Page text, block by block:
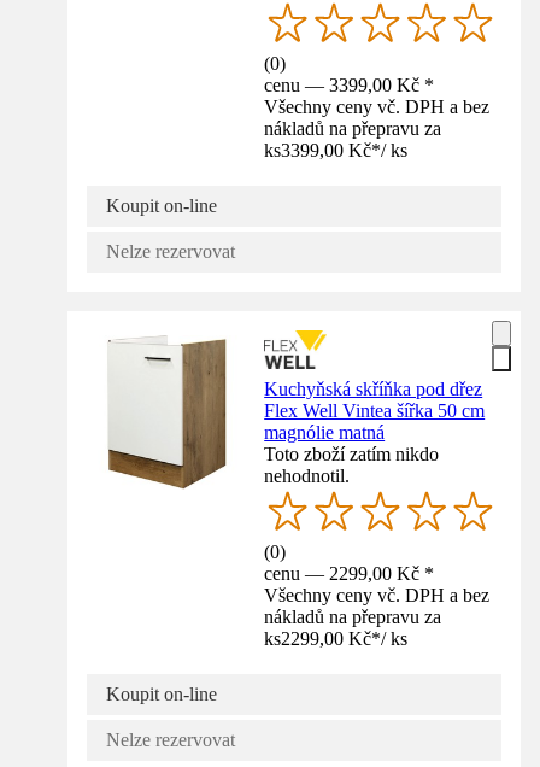
(0)
cenu — 3399,00 Kč *
Všechny ceny vč. DPH a bez
nákladů na přepravu za
ks3399,00 Kč*/ ks
Koupit on-line
Nelze rezervovat
Kuchyňská skříňka pod dřez
Flex Well Vintea šířka 50 cm
magnólie matná
Toto zboží zatím nikdo
nehodnotil.
(0)
cenu — 2299,00 Kč *
Všechny ceny vč. DPH a bez
nákladů na přepravu za
ks2299,00 Kč*/ ks
Koupit on-line
Nelze rezervovat